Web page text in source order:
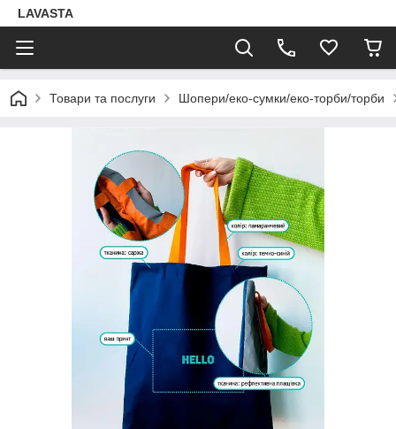
LAVASTA
Товари та послуги Шопери/еко-сумки/еко-торби/торби